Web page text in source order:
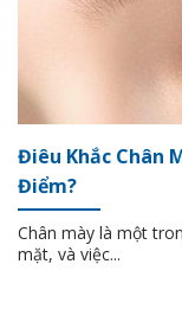
Điêu Khắc Chân
Điểm?
Chân mày là một
mặt, và việc...